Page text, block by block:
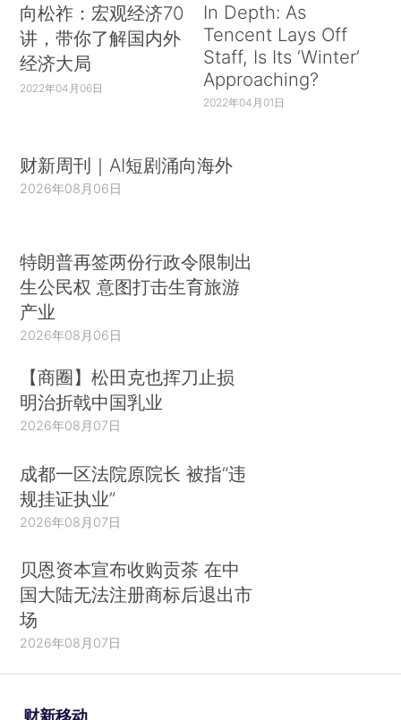
向松祚：宏观经济70
讲，带你了解国内外
经济大局
2022年04月06日
In Depth: As
Tencent Lays Off
Staff, Is Its ‘Winter’
Approaching?
2022年04月01日
财新周刊｜AI短剧涌向海外
2026年08月06日
特朗普再签两份行政令限制出
生公民权 意图打击生育旅游
产业
2026年08月06日
【商圈】松田克也挥刀止损
明治折戟中国乳业
2026年08月07日
成都一区法院原院长 被指“违
规挂证执业”
2026年08月07日
贝恩资本宣布收购贡茶 在中
国大陆无法注册商标后退出市
场
2026年08月07日